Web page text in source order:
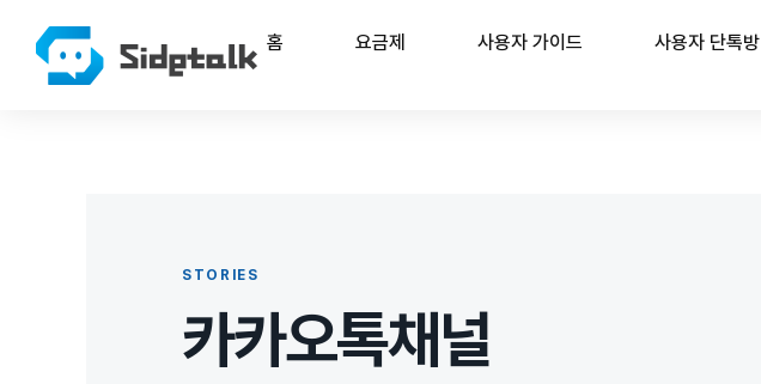
홈 요금제 사용자 가이드 사용자 단톡방
STORIES
카카오톡채널